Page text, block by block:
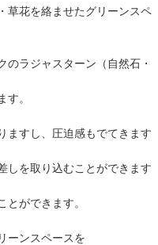
草花を絡ませたグリーンスペ
のラジャスターン（自然石・
す。
ますし、圧迫感もでてきます
しを取り込むことができます
とができます。
ーンスペースを